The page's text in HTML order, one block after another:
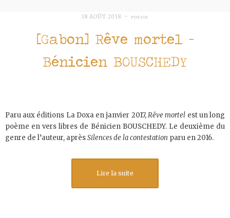
18 AOÛT 2018 POÉSIE
[Gabon] Rêve mortel –
Bénicien BOUSCHEDY
Paru aux éditions La Doxa en janvier 2017,Rêve mortel est un long
poème en vers libres de Bénicien BOUSCHEDY. Le deuxième du
genre de l’auteur, aprèsSilencesde la contestation paru en 2016.
Lire la suite